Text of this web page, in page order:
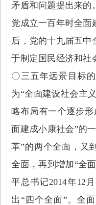
矛盾和问题提出来的
党成立一百年时全面
后，党的十九届五中
于制定国民经济和社
〇三五年远景目标
为“全面建设社会主
略布局有一个逐步
面建成小康社会”的
革”的两个全面，又
全面，再到增加“全
平总书记2014年12
出“四个全面”。全